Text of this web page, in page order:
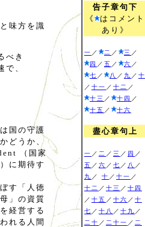
味方を識
べき
で、
国の守護
どうか、
（国家
に期待す
す「人徳
」の資質
経営する
れる人間
告子章句下
《
はコメント
あり》
一 ／ 二 ／ 三 ／
四 ／ 五 ／ 六 ／
七 ／ 八 ／ 九 ／ 十
／ 十一 ／ 十二 ／
十三 ／ 十四 ／
十五 ／ 十六
盡心章句上
一 ／ 二 ／ 三 ／ 四 ／
五 ／ 六 ／ 七 ／ 八 ／
九 ／ 十 ／ 十一 ／
十二 ／ 十三 ／ 十四
／ 十五 ／ 十六 ／ 十
七 ／ 十八 ／ 十九 ／
二十 ／ 二十一 ／ 二